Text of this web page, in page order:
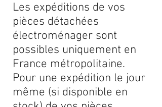
Les expéditions de vos
pièces détachées
électroménager sont
possibles uniquement en
France métropolitaine.
Pour une expédition le jour
même (si disponible en